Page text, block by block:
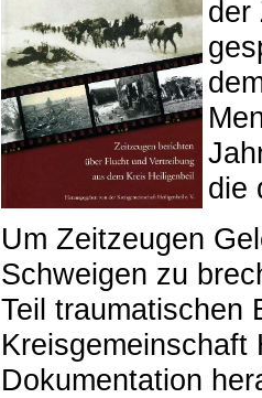
der
die
Um Zeitzeugen
Schweigen zu
Teil traumatischen
Kreisgemeinschaft
Dokumentation